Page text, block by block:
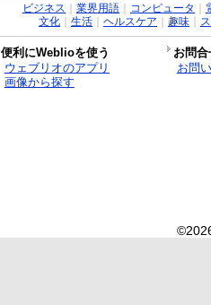
ビジネス 業界用語｜ コンピュータ
文化｜ 生活｜ ヘルスケア 趣味｜
便利にWeblioを使う
お問
ウェブリオのアプリ
画像から探す
お問